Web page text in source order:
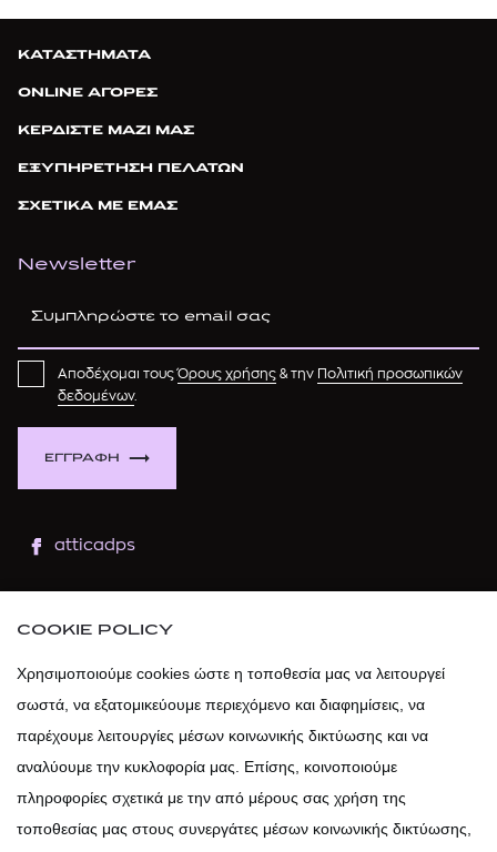
ΚΑΤΑΣΤΗΜΑΤΑ
ONLINE ΑΓΟΡΕΣ
ΚΕΡΔΙΣΤΕ ΜΑΖΙ ΜΑΣ
ΕΞΥΠΗΡΕΤΗΣΗ ΠΕΛΑΤΩΝ
ΣΧΕΤΙΚΑ ΜΕ ΕΜΑΣ
Newsletter
ΕΓΓΡΑΦΗ
Αποδέχομαι τουςΌρους χρήσης & την Πολιτική προσωπικών
δεδομένων.
atticadps
atticadps
COOKIE POLICY
Χρησιμοποιούμε cookies ώστε η τοποθεσία μας να λειτουργεί
σωστά, να εξατομικεύουμε περιεχόμενο και διαφημίσεις, να
παρέχουμε λειτουργίες μέσων κοινωνικής δικτύωσης και να
αναλύουμε την κυκλοφορία μας. Επίσης, κοινοποιούμε
πληροφορίες σχετικά με την από μέρους σας χρήση της
τοποθεσίας μας στους συνεργάτες μέσων κοινωνικής δικτύωσης,